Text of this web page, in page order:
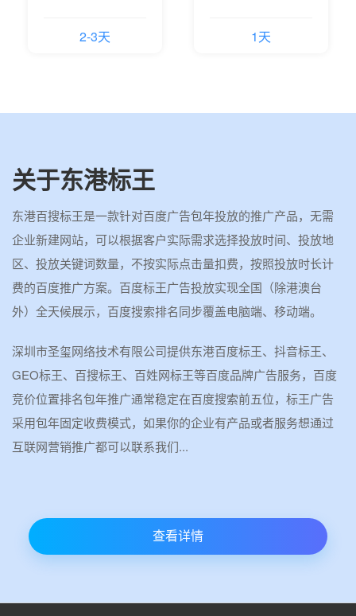
2-3天 1天
关于东港标王
东港百搜标王是一款针对百度广告包年投放的推广产品，无需
企业新建网站，可以根据客户实际需求选择投放时间、投放地
区、投放关键词数量，不按实际点击量扣费，按照投放时长计
费的百度推广方案。百度标王广告投放实现全国（除港澳台
外）全天候展示，百度搜索排名同步覆盖电脑端、移动端。
深圳市圣玺网络技术有限公司提供东港百度标王、抖音标王、
GEO标王、百搜标王、百姓网标王等百度品牌广告服务，百度
竞价位置排名包年推广通常稳定在百度搜索前五位，标王广告
采用包年固定收费模式，如果你的企业有产品或者服务想通过
互联网营销推广都可以联系我们...
查看详情